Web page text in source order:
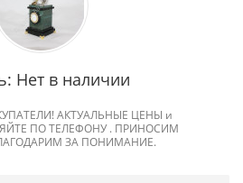
Нет в наличии
АКТУАЛЬНЫЕ ЦЕНЫ и
ПО ТЕЛЕФОНУ . ПРИНОСИМ
ЗА ПОНИМАНИЕ.